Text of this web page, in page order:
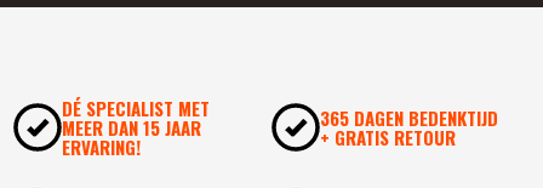
DÉ SPECIALIST MET
MEER DAN 15 JAAR
ERVARING!
365 DAGEN BEDENKTIJD
+ GRATIS RETOUR